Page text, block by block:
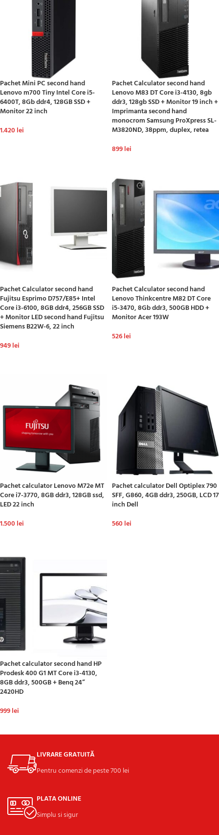
Pachet Mini PC second hand
Lenovo m700 Tiny Intel Core i5-
6400T, 8Gb ddr4, 128GB SSD +
Monitor 22 inch
1.420 lei
Pachet Calculator second hand
Lenovo M83 DT Core i3-4130, 8gb
ddr3, 128gb SSD + Monitor 19 inch +
Imprimanta second hand
monocrom Samsung ProXpress SL-
M3820ND, 38ppm, duplex, retea
899lei
Pachet Calculator second hand
Fujitsu Esprimo D757/E85+ Intel
Core i3-6100, 8GB ddr4, 256GB SSD
+ Monitor LED second hand Fujitsu
Siemens B22W-6, 22 inch
949lei
Pachet Calculator second hand
Lenovo Thinkcentre M82 DT Core
i5-3470, 8Gb ddr3, 500GB HDD +
Monitor Acer 193W
526lei
Pachet calculator Lenovo M72e MT
Core i7-3770, 8GB ddr3, 128GB ssd,
LED 22 inch
1.500 lei
Pachet calculator Dell Optiplex 790
SFF, G860, 4GB ddr3, 250GB, LCD 17
inch Dell
560 lei
Pachet calculator second hand HP
Prodesk 400 G1 MT Core i3-4130,
8GB ddr3, 500GB + Benq 24”
2420HD
999lei
LIVRARE GRATUITĂ
Pentru comenzi de peste 700 lei
PLATA ONLINE
Simplu si sigur